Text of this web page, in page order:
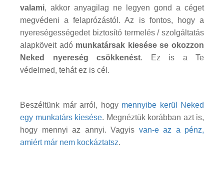
valami, akkor anyagilag ne legyen gond a céget
megvédeni a felaprózástól. Az is fontos, hogy a
nyereségességedet biztosító termelés / szolgáltatás
alapköveit adó munkatársak kiesése se okozzon
Neked nyereség csökkenést. Ez is a Te
védelmed, tehát ez is cél.
Beszéltünk már arról, hogy mennyibe kerül Neked
egy munkatárs kiesése. Megnéztük korábban azt is,
hogy mennyi az annyi. Vagyis van-e az a pénz,
amiért már nem kockáztatsz.